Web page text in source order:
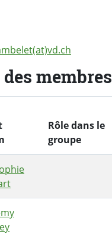
membres
Rôle dans le
groupe